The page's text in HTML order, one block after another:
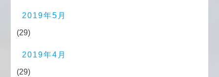
2019年5月
(29)
2019年4月
(29)